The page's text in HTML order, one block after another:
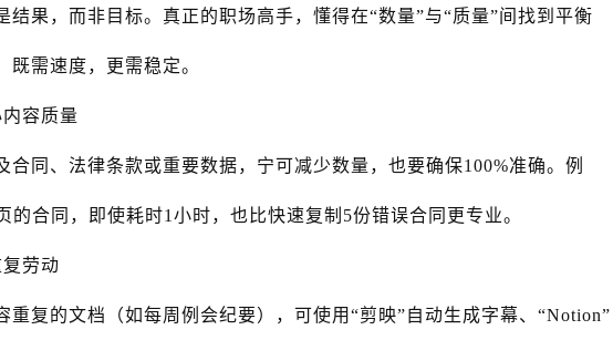
结果，而非目标。真正的职场高手，懂得在“数量”与“质量”间找到平衡
既需速度，更需稳定。
容质量
合同、法律条款或重要数据，宁可减少数量，也要确保100%准确。例
的合同，即使耗时1小时，也比快速复制5份错误合同更专业。
劳动
重复的文档（如每周例会纪要），可使用“剪映”自动生成字幕、“Notion”